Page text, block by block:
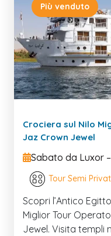
Più venduto
Crociera sul Nilo
Jaz Crown Jewel
Sabato da Luxor
Tour Semi
Scopri l’Antico
Miglior Tour
Jewel. Visita templi